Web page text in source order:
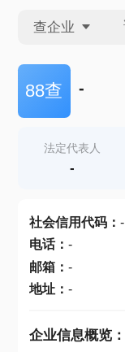
查企业
查企业
查产地
88查 -
法定代表人
-
社会信用代码： -
电话： -
邮箱： -
地址： -
企业信息概览：